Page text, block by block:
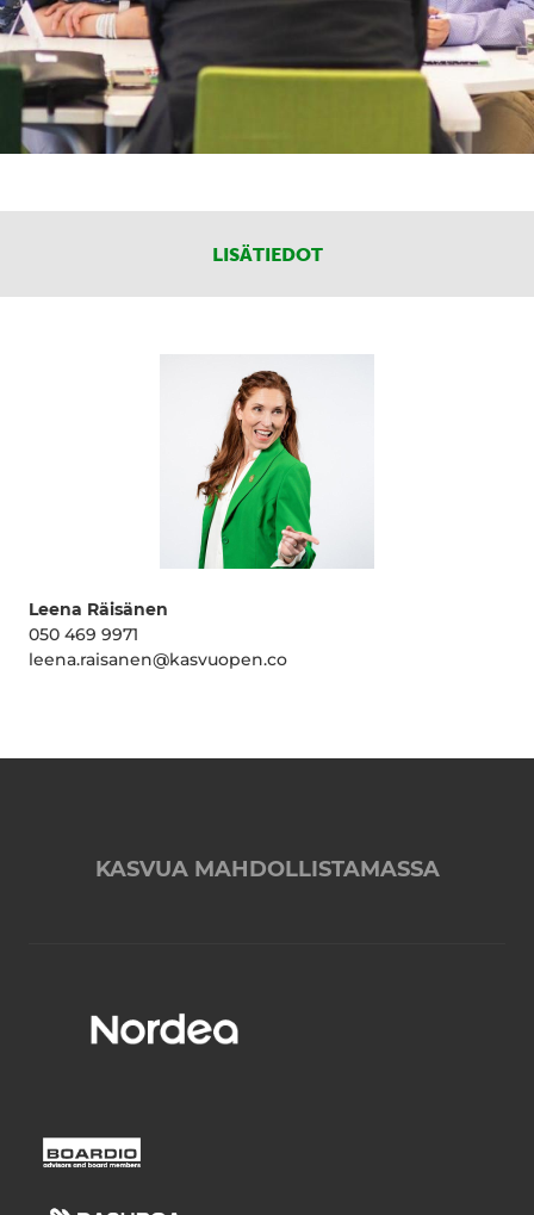
LISÄTIEDOT
Leena Räisänen
050 469 9971
leena.raisanen@kasvuopen.co
KASVUA MAHDOLLISTAMASSA